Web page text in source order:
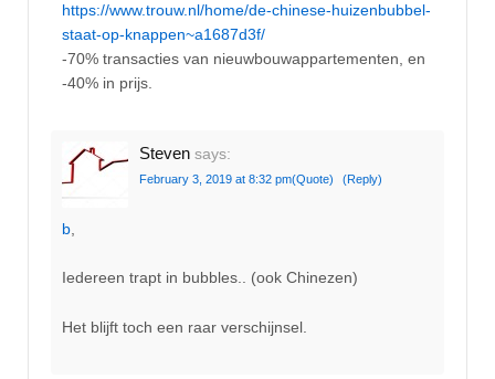
https://www.trouw.nl/home/de-chinese-huizenbubbel-
staat-op-knappen~a1687d3f/
-70% transacties van nieuwbouwappartementen, en
-40% in prijs.
Steven says:
February 3, 2019 at 8:32 pm(Quote) (Reply)
b
Iedereen trapt in bubbles.. (ook Chinezen)
Het blijft toch een raar verschijnsel.